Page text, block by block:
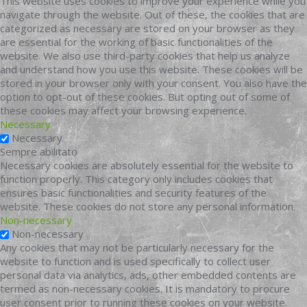
navigate through the website. Out of these, the cookies that are
categorized as necessary are stored on your browser as they
are essential for the working of basic functionalities of the
website. We also use third-party cookies that help us analyze
and understand how you use this website. These cookies will be
stored in your browser only with your consent. You also have the
option to opt-out of these cookies. But opting out of some of
these cookies may affect your browsing experience.
Necessary
Necessary
Sempre abilitato
Necessary cookies are absolutely essential for the website to
function properly. This category only includes cookies that
ensures basic functionalities and security features of the
website. These cookies do not store any personal information.
Non-necessary
Non-necessary
Any cookies that may not be particularly necessary for the
website to function and is used specifically to collect user
personal data via analytics, ads, other embedded contents are
termed as non-necessary cookies. It is mandatory to procure
user consent prior to running these cookies on your website.